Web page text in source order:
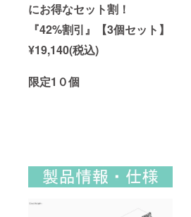
にお得なセット割！
『42%割引』【3個セット】
¥19,140(税込)
限定1０個